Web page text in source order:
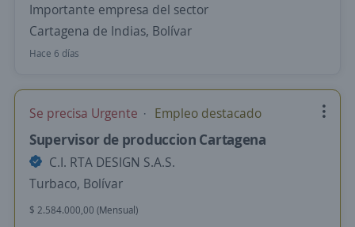
Importante empresa del sector
Cartagena de Indias, Bolívar
Hace 6 días
Se precisa Urgente Empleo destacado
Supervisor de produccion Cartagena
C.I. RTA DESIGN S.A.S.
Turbaco, Bolívar
$ 2.584.000,00 (Mensual)